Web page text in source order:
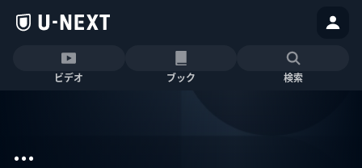
ビデオ ブック 検索
...